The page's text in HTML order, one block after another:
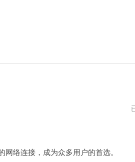
络连接，成为众多用户的首选。